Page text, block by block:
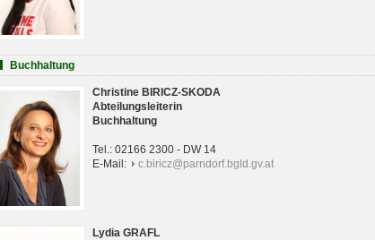
Buchhaltung
Christine BIRICZ-SKODA
Abteilungsleiterin
Buchhaltung
Tel.: 02166 2300 - DW 14
E-Mail:
c.biricz@parndorf.bgld.gv.at
Lydia GRAFL